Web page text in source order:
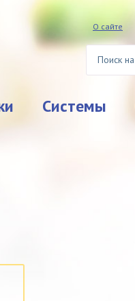
О сайте
Системы